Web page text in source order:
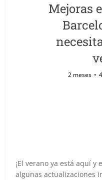
Mejoras
2 meses
¡El verano ya está aquí y
algunas actualizaciones